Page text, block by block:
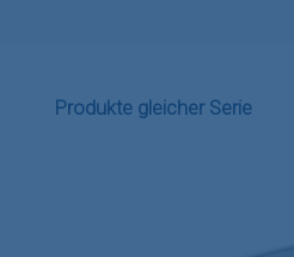
Produktgalerie überspringen
Produkte gleicher Serie